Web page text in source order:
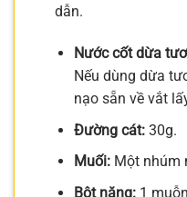
dẫn.
Nước cốt dừa
Nếu dùng dừa
nạo sẵn về vắt
Đường cát:30g.
Muối:Một nhúm
Bột năng:1